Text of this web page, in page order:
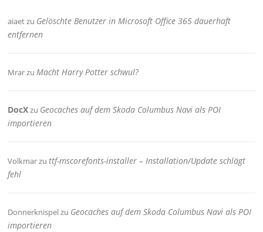
aiaetzu Gelöschte Benutzer in Microsoft Office 365 dauerhaft
entfernen
MrarzuMacht Harry Potter schwul?
DocXzu Geocaches auf dem Skoda Columbus Navi als POI
importieren
Volkmarzuttf-mscorefonts-installer – Installation/Update schlägt
fehl
Donnerknispelzu Geocaches auf dem Skoda Columbus Navi als POI
importieren